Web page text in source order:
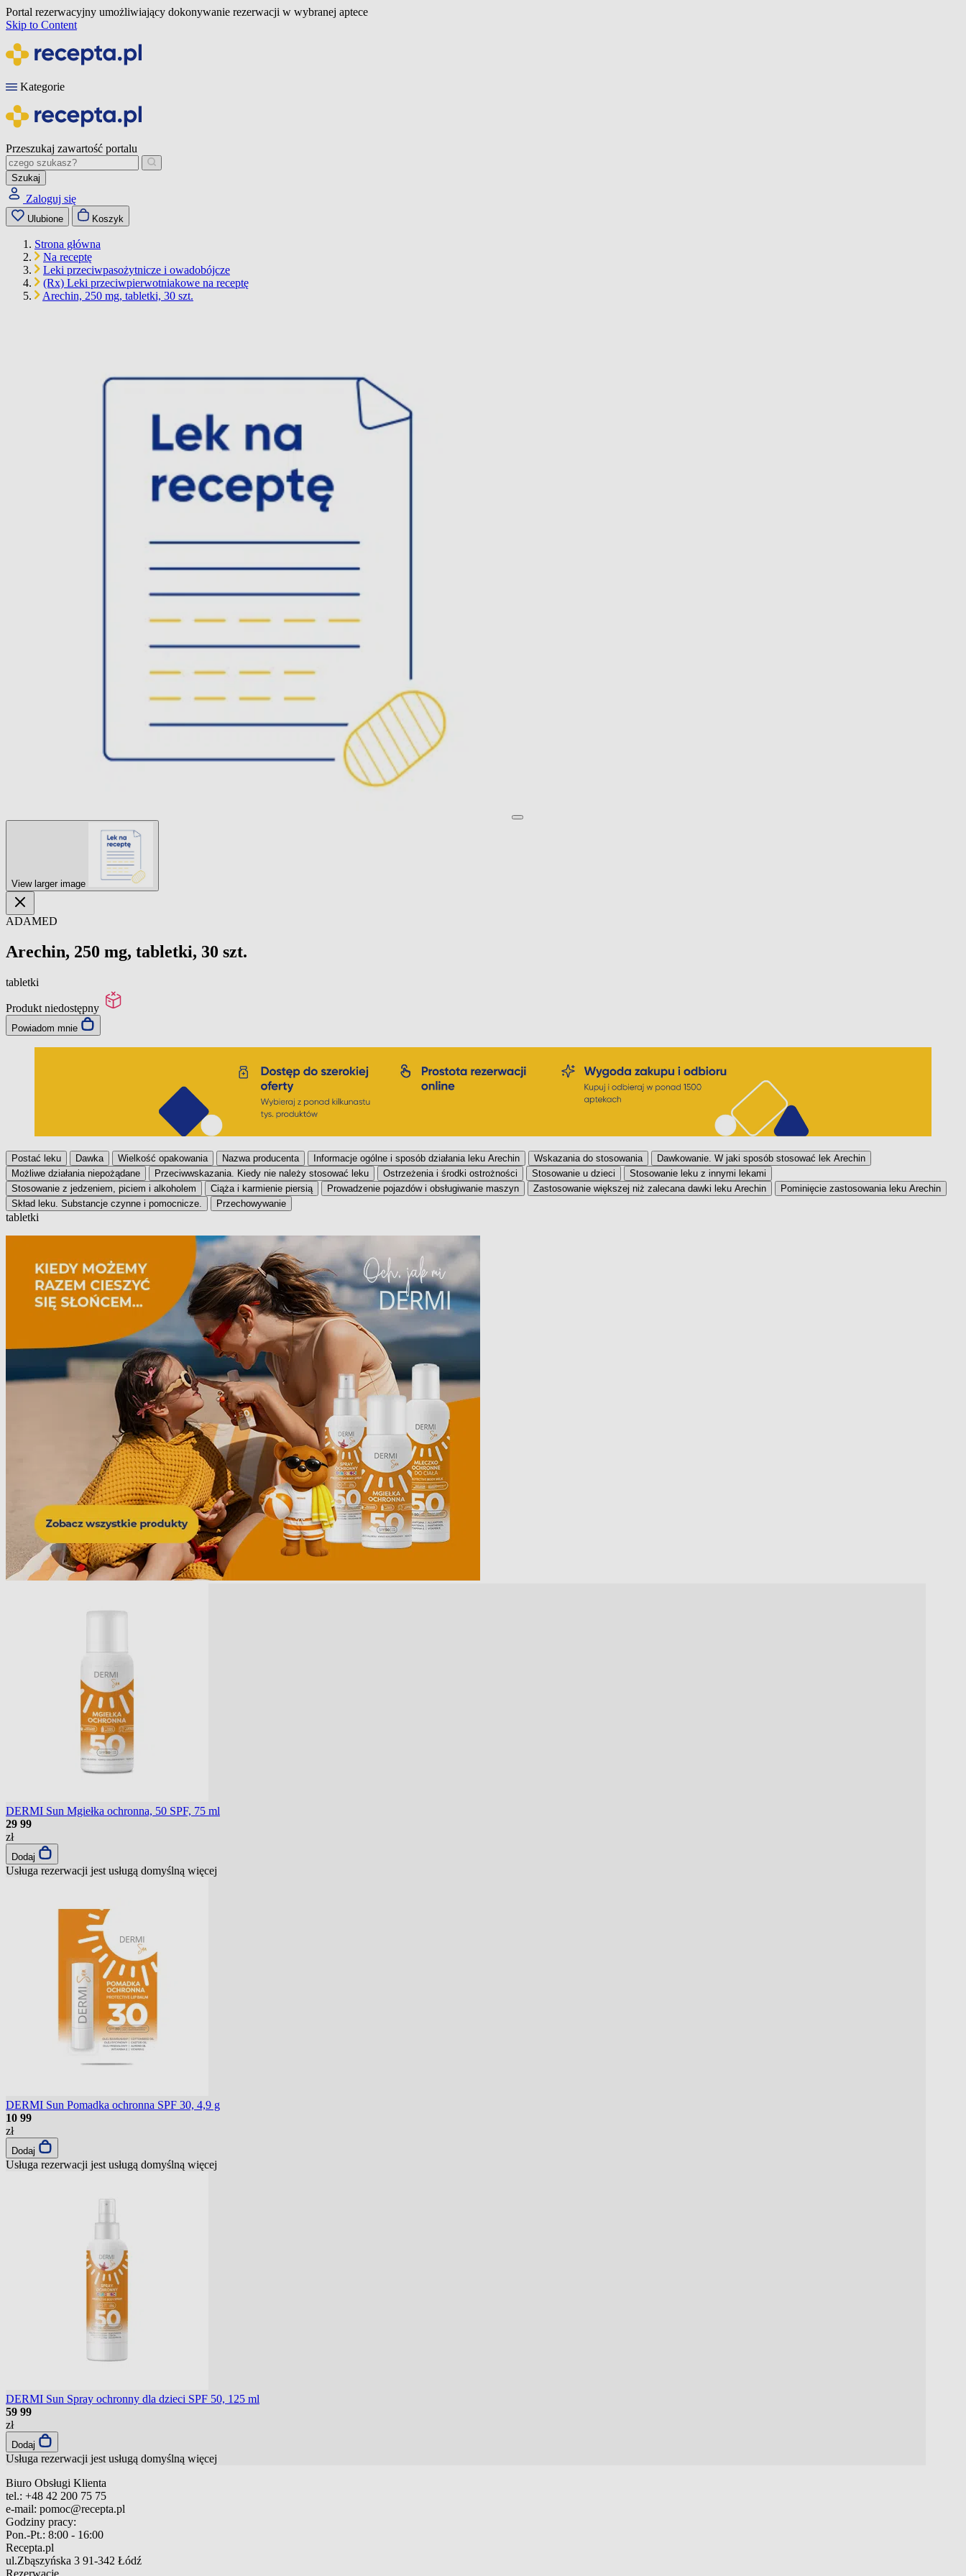
Portal rezerwacyjny umożliwiający dokonywanie rezerwacji w wybranej aptece
Skip to Content
Kategorie
Przeszukaj zawartość portalu
Szukaj
Zaloguj się
Ulubione Koszyk
Strona główna
Na receptę
Leki przeciwpasożytnicze i owadobójcze
(Rx) Leki przeciwpierwotniakowe na receptę
Arechin, 250 mg, tabletki, 30 szt.
View larger image
ADAMED
Arechin, 250 mg, tabletki, 30 szt.
tabletki
Produkt niedostępny
Powiadom mnie
Postać leku Dawka Wielkość opakowania Nazwa producenta Informacje ogólne i sposób działania leku Arechin Wskazania do stosowania
Dawkowanie. W jaki sposób stosować lek Arechin
Możliwe działania niepożądane
Przeciwwskazania. Kiedy nie należy stosować leku Ostrzeżenia i środki ostrożności Stosowanie u dzieci
Stosowanie leku z innymi lekami
Stosowanie z jedzeniem, piciem i alkoholem
Ciąża i karmienie piersią Prowadzenie pojazdów i obsługiwanie maszyn Zastosowanie większej niż zalecana dawki leku Arechin
Pominięcie zastosowania leku Arechin
Skład leku. Substancje czynne i pomocnicze.
Przechowywanie
Postać leku
tabletki
DERMI Sun Mgiełka ochronna, 50 SPF, 75 ml
29 99
zł
Dodaj
Usługa rezerwacji jest usługą domyślną więcej
DERMI Sun Pomadka ochronna SPF 30, 4,9 g
10 99
zł
Dodaj
Usługa rezerwacji jest usługą domyślną więcej
DERMI Sun Spray ochronny dla dzieci SPF 50, 125 ml
59 99
zł
Dodaj
Usługa rezerwacji jest usługą domyślną więcej
Biuro Obsługi Klienta
tel.: +48 42 200 75 75
e-mail: pomoc@recepta.pl
Godziny pracy:
Pon.-Pt.: 8:00 - 16:00
Recepta.pl
ul.Zbąszyńska 3 91-342 Łódź
Rezerwacje